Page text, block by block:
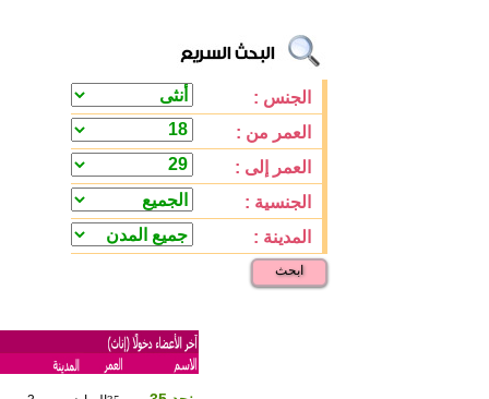
الجنس :
العمر من :
العمر إلى :
الجنسية :
المدينة :
ابحث